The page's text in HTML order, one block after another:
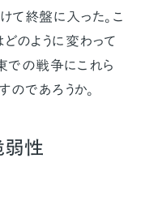
て終盤に入った。こ
のように変わって
での戦争にこれら
であろうか。
弱性